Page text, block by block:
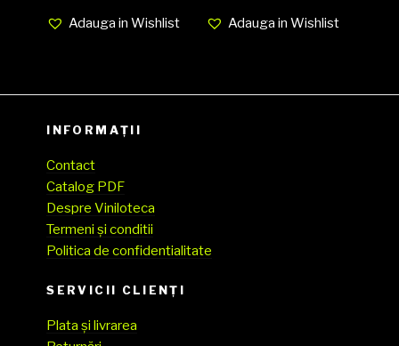
Adauga in Wishlist
VG+ cover VG
Adauga in Wishlist
INFORMAȚII
Contact
Catalog PDF
Despre Viniloteca
Termeni și conditii
Politica de confidentialitate
SERVICII CLIENŢI
Plata și livrarea